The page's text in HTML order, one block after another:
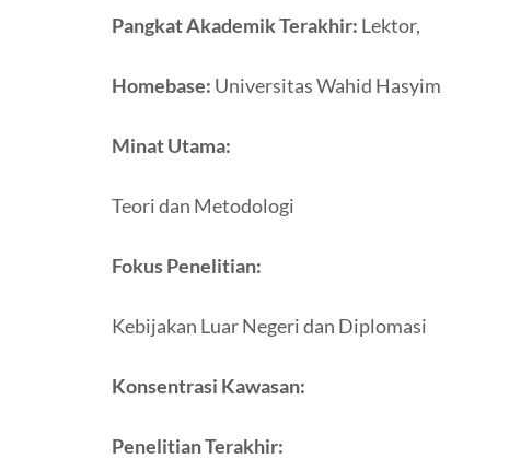
Pangkat Akademik Terakhir: Lektor,
Homebase: Universitas Wahid Hasyim
Minat Utama:
Teori dan Metodologi
Fokus Penelitian:
Kebijakan Luar Negeri dan Diplomasi
Konsentrasi Kawasan:
Penelitian Terakhir: